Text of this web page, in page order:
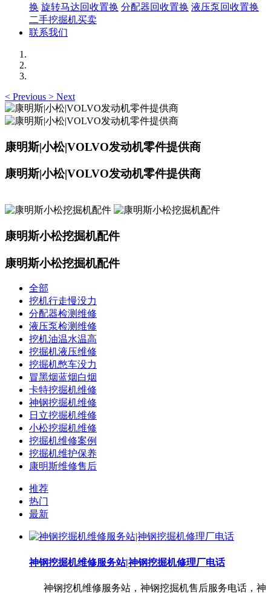
换 旋转马达回收置换 分配器回收置换 液压泵回收置换
二手挖掘机买卖
联系我们
< Previous > Next
康明斯|小松|VOLVO发动机零件提供商
康明斯|小松|VOLVO发动机零件提供商
康明斯小松挖掘机配件
康明斯小松挖掘机配件
全部
挖机行走慢没力
分配器检测维修
液压泵检测维修
挖机油温水温高
挖掘机液压维修
挖掘机憋车没力
冒黑烟蓝烟白烟
卡特挖掘机维修
神钢挖掘机维修
日立挖掘机维修
小松挖掘机维修
挖掘机维修案例
挖掘机维护保养
康明斯维修售后
推荐
热门
最新
神钢挖掘机维修服务站|神钢挖掘机修理厂电话
神钢挖机维修服务站，神钢挖掘机售后服务电话，神